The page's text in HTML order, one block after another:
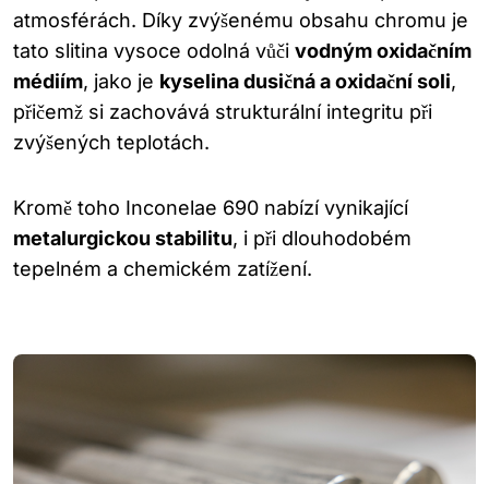
atmosférách. Díky zvýšenému obsahu chromu je
tato slitina vysoce odolná vůči vodným oxidačním
médiím, jako je kyselina dusičná a oxidační soli,
přičemž si zachovává strukturální integritu při
zvýšených teplotách.
Kromě toho Inconelae 690 nabízí vynikající
metalurgickou stabilitu, i při dlouhodobém
tepelném a chemickém zatížení.